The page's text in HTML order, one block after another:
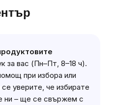
за вас (Пн–Пт, 8–18 ч).
при избора или
уверите, че избирате
ни – ще се свържем с